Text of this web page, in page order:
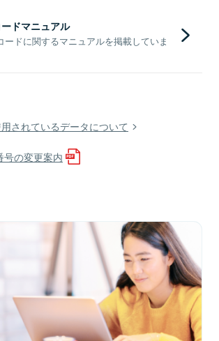
ドマニュアル
ードに関するマニュアルを掲載していま
されているデータについて
の変更案内